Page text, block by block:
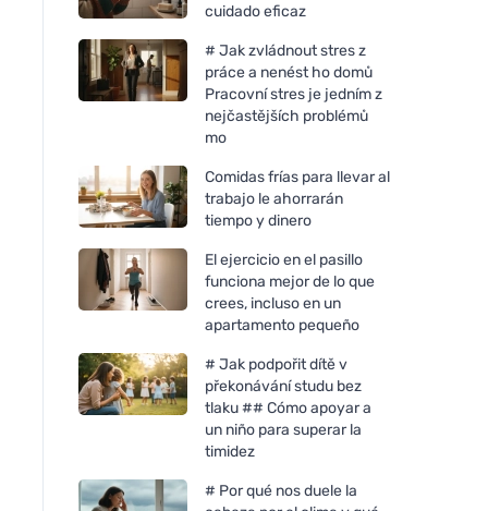
cuidado eficaz
# Jak zvládnout stres z
práce a nenést ho domů
Pracovní stres je jedním z
nejčastějších problémů
mo
Comidas frías para llevar al
trabajo le ahorrarán
tiempo y dinero
El ejercicio en el pasillo
funciona mejor de lo que
crees, incluso en un
apartamento pequeño
# Jak podpořit dítě v
překonávání studu bez
tlaku ## Cómo apoyar a
un niño para superar la
timidez
# Por qué nos duele la